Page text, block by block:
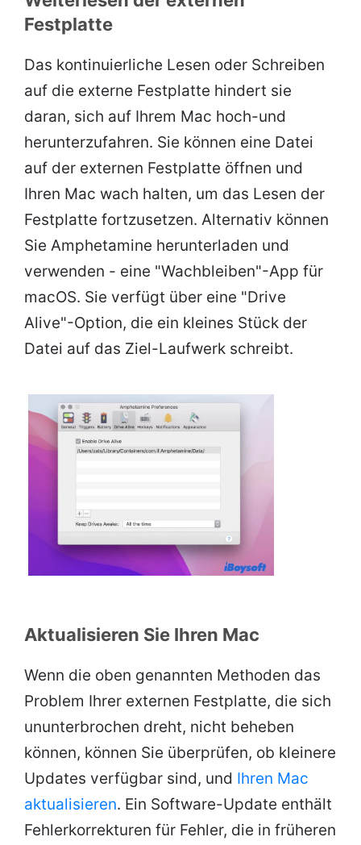
Festplatte
Das kontinuierliche Lesen oder Schreiben
auf die externe Festplatte hindert sie
daran, sich auf Ihrem Mac hoch-und
herunterzufahren. Sie können eine Datei
auf der externen Festplatte öffnen und
Ihren Mac wach halten, um das Lesen der
Festplatte fortzusetzen. Alternativ können
Sie Amphetamine herunterladen und
verwenden - eine "Wachbleiben"-App für
macOS. Sie verfügt über eine "Drive
Alive"-Option, die ein kleines Stück der
Datei auf das Ziel-Laufwerk schreibt.
Aktualisieren Sie Ihren Mac
Wenn die oben genannten Methoden das
Problem Ihrer externen Festplatte, die sich
ununterbrochen dreht, nicht beheben
können, können Sie überprüfen, ob kleinere
Updates verfügbar sind, und Ihren Mac
aktualisieren. Ein Software-Update enthält
Fehlerkorrekturen für Fehler, die in früheren